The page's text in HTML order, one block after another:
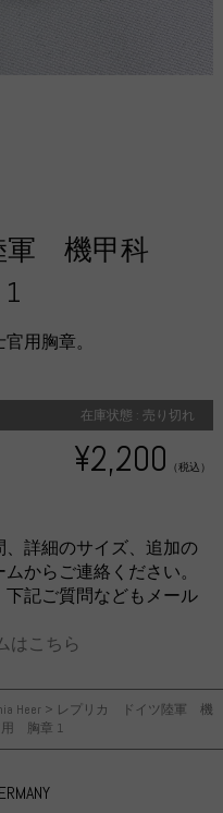
Heer > レプリカ ドイツ陸軍 機
胸章 1
軍 機甲科
用胸章。
在庫状態 : 売り切れ
¥2,200 （税込）
詳細のサイズ、追加の
からご連絡ください。
記ご質問などもメール
はこちら